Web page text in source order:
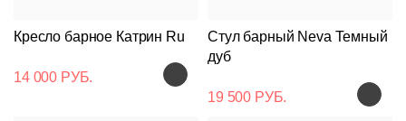
Кресло барное Катрин Ru
14 000 РУБ.
Стул барный Neva Темный
дуб
19 500 РУБ.